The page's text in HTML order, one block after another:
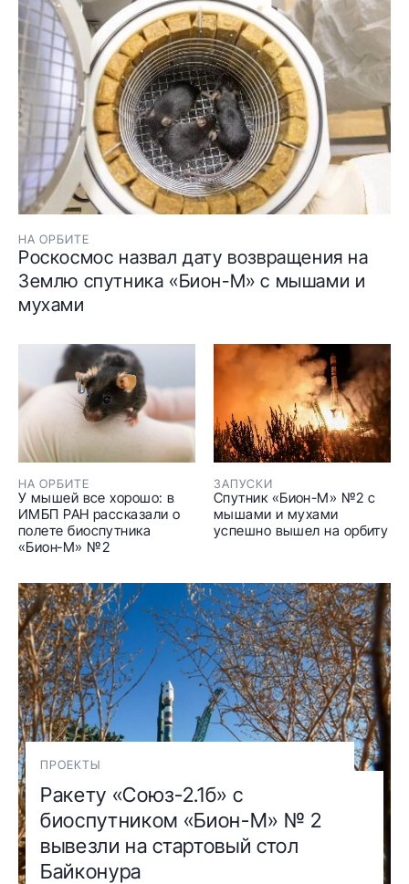
НА ОРБИТЕ
Роскосмос назвал дату возвращения на
Землю спутника «Бион-М» с мышами и
мухами
НА ОРБИТЕ
У мышей все хорошо: в
ИМБП РАН рассказали о
полете биоспутника
«Бион‑М» №2
ЗАПУСКИ
Спутник «Бион-М» №2 с
мышами и мухами
успешно вышел на орбиту
ПРОЕКТЫ
Ракету «Союз-2.1б» с
биоспутником «Бион-М» № 2
вывезли на стартовый стол
Байконура